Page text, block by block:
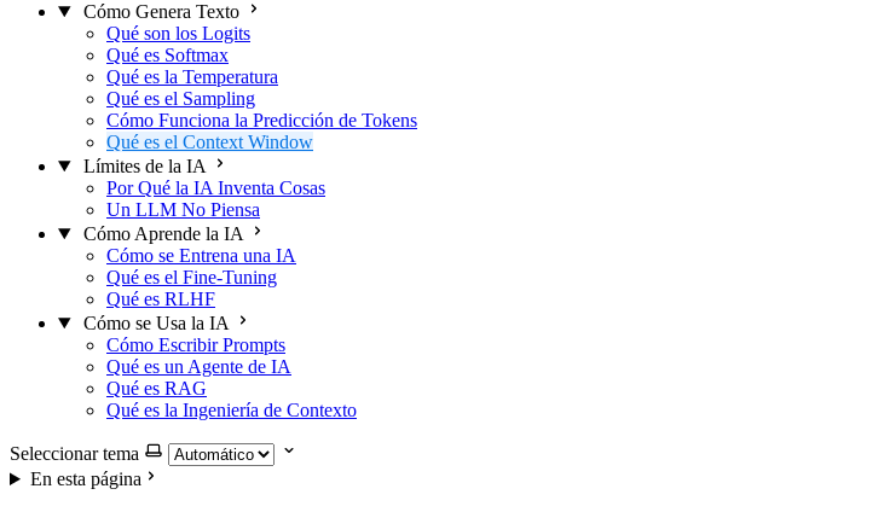
Cómo Genera Texto
Qué son los Logits
Qué es Softmax
Qué es la Temperatura
Qué es el Sampling
Cómo Funciona la Predicción de Tokens
Qué es el Context Window
Límites de la IA
Por Qué la IA Inventa Cosas
Un LLM No Piensa
Cómo Aprende la IA
Cómo se Entrena una IA
Qué es el Fine-Tuning
Qué es RLHF
Cómo se Usa la IA
Cómo Escribir Prompts
Qué es un Agente de IA
Qué es RAG
Qué es la Ingeniería de Contexto
Seleccionar tema
En esta página